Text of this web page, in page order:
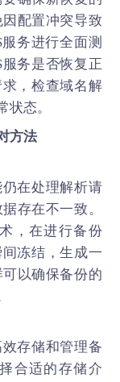
配置冲突导致
务进行全面测
务是否恢复正
，检查域名解
状态。
方法
在处理解析请
存在不一致。
，在进行备份
冻结，生成一
以确保备份的
存储和管理备
合适的存储介